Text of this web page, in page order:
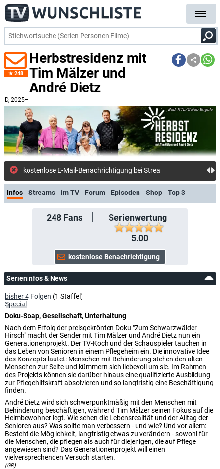
248
Herbstresidenz mit
Tim Mälzer und
André Dietz
D, 2025–
RTL/Guido Engels
Infos Streams im TV Forum Episoden Shop Top 3
248Fans
Serienwertung
5.00
Serieninfos & News
bisher 4 Folgen (1 Staffel)
Special
Doku-Soap, Gesellschaft, Unterhaltung
Nach dem Erfolg der preisgekrönten Doku "Zum Schwarzwälder
Hirsch" macht der Sender mit Tim Mälzer und André Dietz nun ein
Generationenprojekt. Der TV-Koch und der Schauspieler tauchen in
das Leben von Senioren in einem Pflegeheim ein. Die innovative Idee
des Konzepts lautet: Menschen mit Behinderung stehen den alten
Menschen zur Seite und kümmern sich liebevoll um sie. Im Rahmen
des Projekts können sie darüber hinaus eine qualifizierte Ausbildung
zur Pflegehilfskraft absolvieren und so langfristig eine Beschäftigung
finden.
André Dietz wird sich schwerpunktmäßig mit den Menschen mit
Behinderung beschäftigen, während Tim Mälzer seinen Fokus auf die
Heimbewohner legt. Wie sehen die Lebensrealität und der Alltag der
Senioren aus? Was sollte man verbessern - und wie? Und vor allem:
Besteht die Möglichkeit, langfristig etwas zu verändern - sowohl für
die Menschen, die pflegen als auch für diejenigen, die auf Pflege
angewiesen sind? Das Generationenprojekt will einen
vielversprechenden Versuch starten.
(GR)